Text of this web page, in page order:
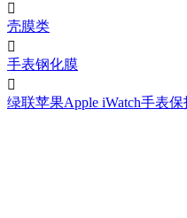

壳膜类

手表钢化膜

绿联苹果Apple iWatch手表